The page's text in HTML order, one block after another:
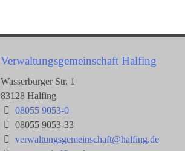
Verwaltungsgemeinschaft Halfing
Wasserburger Str. 1
83128 Halfing
08055 9053-0
08055 9053-33
verwaltungsgemeinschaft@halfing.de